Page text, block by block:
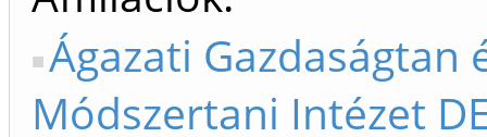
Ágazati Gazdaságtan
Módszertani Intézet